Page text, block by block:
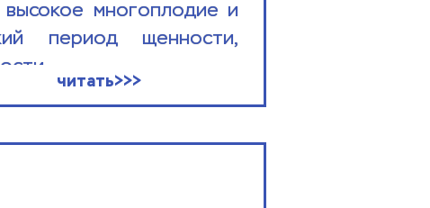
многоплодие и
период щенности,
читать>>>